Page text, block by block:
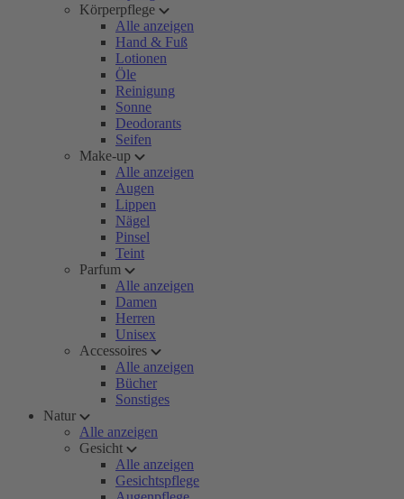
Körperpflege
Alle anzeigen
Hand & Fuß
Lotionen
Öle
Reinigung
Sonne
Deodorants
Seifen
Make-up
Alle anzeigen
Augen
Lippen
Nägel
Pinsel
Teint
Parfum
Alle anzeigen
Damen
Herren
Unisex
Accessoires
Alle anzeigen
Bücher
Sonstiges
Natur
Alle anzeigen
Gesicht
Alle anzeigen
Gesichtspflege